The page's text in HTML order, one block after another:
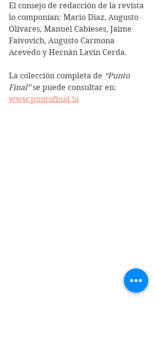
El consejo de redacción de la revista
lo componían: Mario Díaz, Augusto
Olivares, Manuel Cabieses, Jaime
Faivovich, Augusto Carmona
Acevedo y Hernán Lavín Cerda.
La colección completa de “Punto
Final” se puede consultar en:
www.puntofinal.la